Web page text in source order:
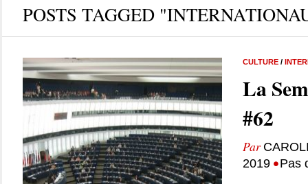
POSTS TAGGED
CULTURE/
La
#62
Par
2019 •Pas